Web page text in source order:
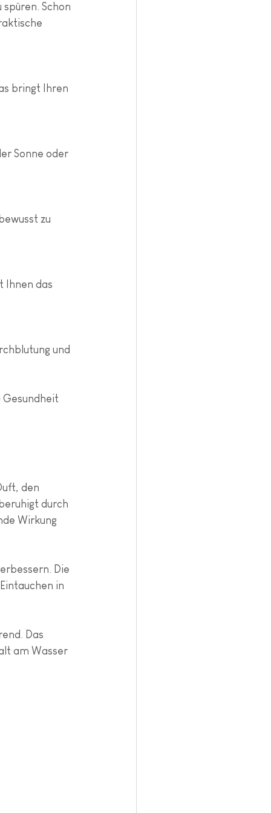
Schon
bringt Ihren
Sonne oder
zu
Ihnen das
und
Gesundheit
den
durch
Wirkung
Die
in
Das
am Wasser